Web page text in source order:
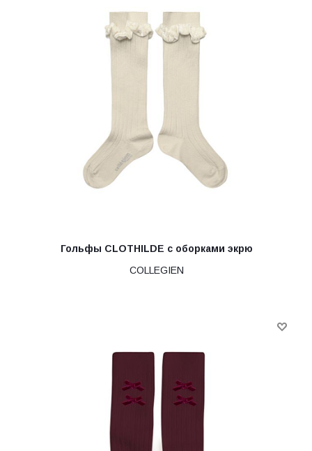
Гольфы CLOTHILDE с оборками экрю
COLLEGIEN